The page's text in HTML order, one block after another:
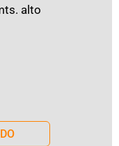
alto